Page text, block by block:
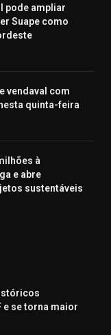
pode ampliar
Suape como
vendaval com
quinta-feira
à
e abre
sustentáveis
e se torna maior